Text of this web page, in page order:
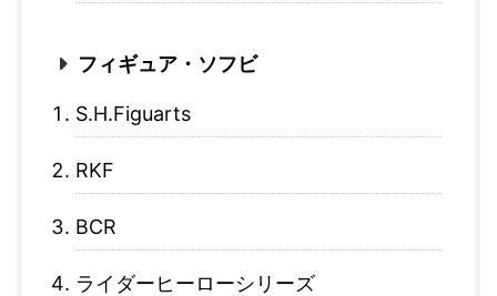
フィギュア・ソフビ
S.H.Figuarts
RKF
BCR
ライダーヒーローシリーズ